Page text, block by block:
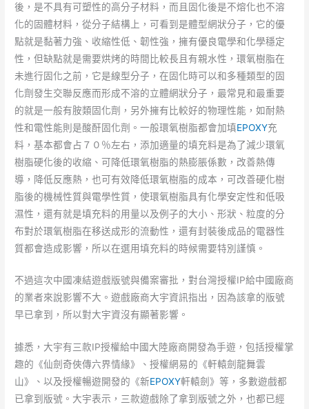
後，是不具有可塑性的高分子材料，而且固化後是不熔化也不溶
化的固體材料，從分子結構上，可看到是體型網狀分子，它的優
點就是黏著力強、收縮性低、韌性強，擁有優良電學和化學穩定
性，但缺點就是需要烘烤的時間比較長且有親水性，環氧樹脂在
未進行固化之前，它是線型分子，在固化時可以和多種類型的固
化劑發生交聯反應而形成不溶的立體網狀分子，最常見和最重要
的就是一般有胺類固化劑，另外擁有比較好的物理性能，如耐熱
性和電性能則是酸酐固化劑。一般環氧樹脂都會加填EPOXY充
料，基本都會占７０％左右，添加適量的填充料是為了減少環氧
樹脂硬化後的收縮、可降低環氧樹脂的熱膨脹係數，改善熱傳
導，降低反應熱，也可有效降低環氧樹脂的成本，可改善硬化樹
脂後的機械性質與電學性質，使環氧樹脂具有化學安定性和低吸
濕性，還有就是填充料的用量以及例子的大小、形狀、粒度的分
布對於環氧樹脂在移送成形的流動性，還有封裝後成品的電器性
質都會造成影響，所以在選用填充料的時候需要特別謹慎。
不過這次中國凍結遊戲版號與備案審批，對台灣授權IP給中國廠商
的業者來說影響不大。遊戲廠商大宇資訊指出，因為該拿的版號
早已拿到，所以對大宇資沒有顯著影響。
據悉，大宇有三款IP授權給中國大陸廠商開發為手遊，包括授權掌
趣的《仙劍奇俠傳六界情緣》、授權網易的《軒轅劍龍舞雲
山》、以及授權暢遊開發的《新EPOXY軒轅劍》等，多數遊戲都
已拿到版號。大宇表示，三款遊戲除了拿到版號之外，也都已經